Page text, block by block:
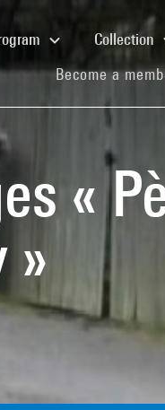
Collection
Become a
«
»